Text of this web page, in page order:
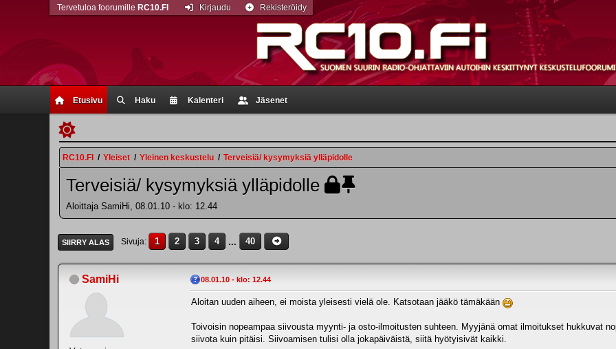
Etusivu Haku Kalenteri Jäsenet
Tervetuloa foorumille RC10.FI Kirjaudu Rekisteröidy
RC10.FI / Yleiset / Yleinen keskustelu / Terveisiä/ kysymyksiä ylläpidolle
Terveisiä/ kysymyksiä ylläpidolle
Aloittaja SamiHi, 08.01.10 - klo: 12.44
SIIRRY ALAS Sivuja 1 2 3 4 ... 40
SamiHi 08.01.10 - klo: 12.44
Aloitan uuden aiheen, ei moista yleisesti vielä ole. Katsotaan jääkö tämäkään
Toivoisin nopeampaa siivousta myynti- ja osto-ilmoitusten suhteen. Myyjänä omat ilmoitukset hukkuvat
siivota kuin pitäisi. Siivoamisen tulisi olla jokapäiväistä, siitä hyötyisivät kaikki.